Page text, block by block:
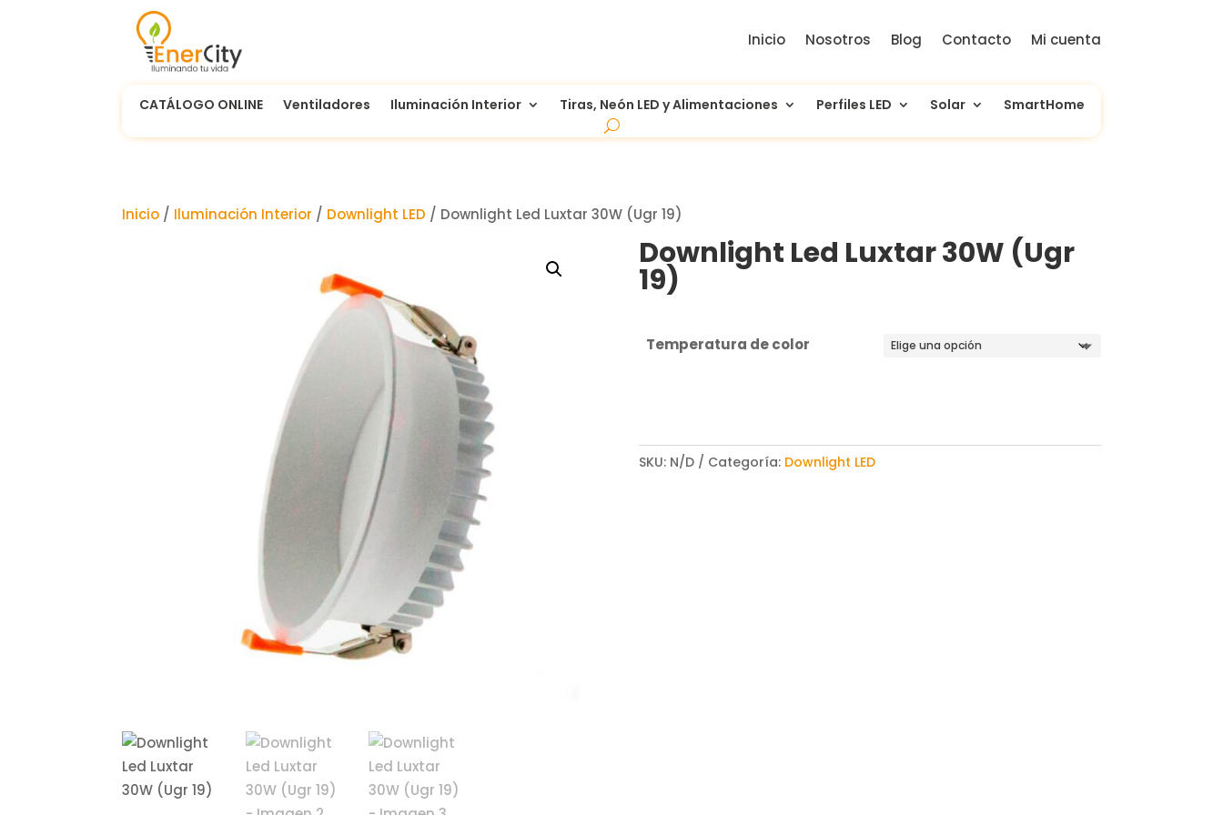
Inicio Nosotros Blog Contacto Mi cuenta
CATÁLOGO ONLINE Ventiladores Iluminación Interior Tiras, Neón LED y Alimentaciones Perfiles LED Solar SmartHome
Inicio / Iluminación Interior / Downlight LED / Downlight Led Luxtar 30W (Ugr 19)
Downlight Led Luxtar 30W (Ugr
19)
Temperatura de color
SKU: N/D Categoría: Downlight LED